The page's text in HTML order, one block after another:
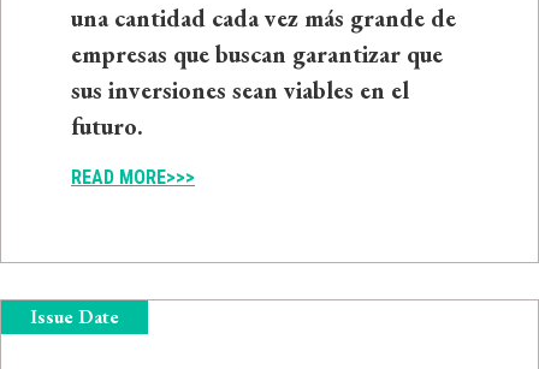
una cantidad cada vez más grande de
empresas que buscan garantizar que
sus inversiones sean viables en el
futuro.
READ MORE>>>
Issue Date